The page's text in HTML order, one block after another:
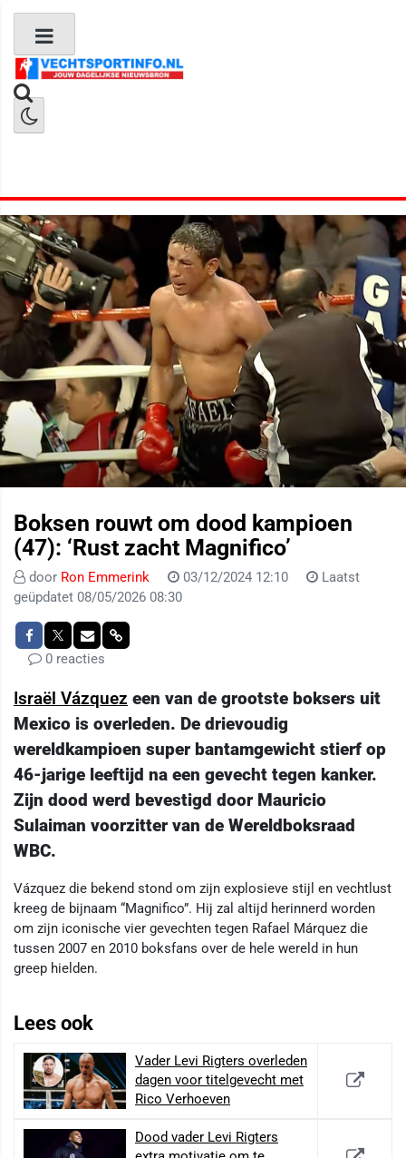
Boksen rouwt om dood kampioen
(47): ‘Rust zacht Magnifico’
door Ron Emmerink 03/12/2024 12:10
Laatst
geüpdatet 08/05/2026 08:30
0 reacties
Israël Vázquez een van de grootste boksers uit
Mexico is overleden. De drievoudig
wereldkampioen super bantamgewicht stierf op
46-jarige leeftijd na een gevecht tegen kanker.
Zijn dood werd bevestigd door Mauricio
Sulaiman voorzitter van de Wereldboksraad
WBC.
Vázquez die bekend stond om zijn explosieve stijl en vechtlust
kreeg de bijnaam “Magnifico”. Hij zal altijd herinnerd worden
om zijn iconische vier gevechten tegen Rafael Márquez die
tussen 2007 en 2010 boksfans over de hele wereld in hun
greep hielden.
Lees ook
Vader Levi Rigters overleden
dagen voor titelgevecht met
Rico Verhoeven
Dood vader Levi Rigters